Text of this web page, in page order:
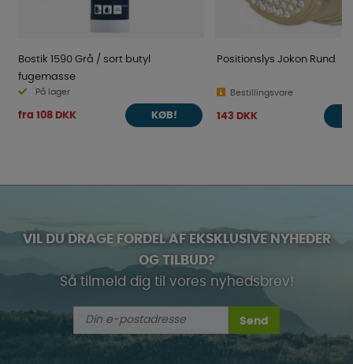
Bostik 1590 Grå / sort butyl
fugemasse
På lager
fra 108 DKK KØB!
Positionslys Jokon Rund
Bestillingsvare
143 DKK
VIL DU DRAGE FORDEL AF EKSKLUSIVE NYHEDER
OG TILBUD?
Så tilmeld dig til vores nyhedsbrev!
Send